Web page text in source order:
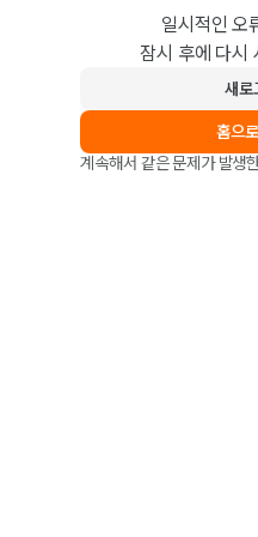
일시적인 오
잠시 후에 다시
새로
홈으
계속해서 같은 문제가 발생